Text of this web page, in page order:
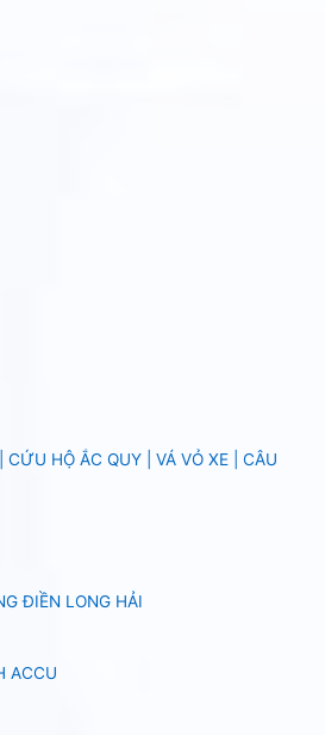
HỘ ẮC QUY | VÁ VỎ XE | CÂU
ĐIỀN LONG HẢI
ACCU